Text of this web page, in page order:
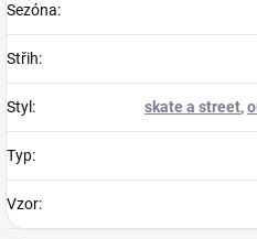
Sezóna:
Střih:
Styl: skate a street,
Typ:
Vzor: